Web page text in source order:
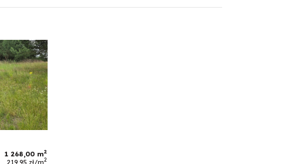
1 268,00 m2
219,95 zł/m2